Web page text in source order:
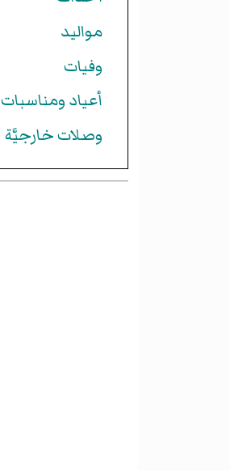
مواليد
وفيات
أعياد ومناسبات
وصلات خارجيَّة